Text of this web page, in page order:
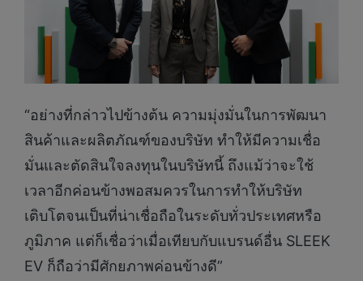
“อย่างที่กล่าวไปข้างต้น ความมุ่งมั่นในการพัฒนา
สินค้าและผลิตภัณฑ์ของบริษัท ทำให้มีความเชื่อ
มั่นและตัดสินใจลงทุนในบริษัทนี้ ถึงแม้ว่าจะใช้
เวลาอีกค่อนข้างพอสมควรในการทำให้บริษัท
เติบโตจนเป็นที่น่าเชื่อถือในระดับทั่วประเทศหรือ
ภูมิภาค แต่ก็เชื่อว่าเมื่อเทียบกับแบรนด์อื่น SLEEK
EV ก็ถือว่ามีศักยภาพค่อนข้างดี”